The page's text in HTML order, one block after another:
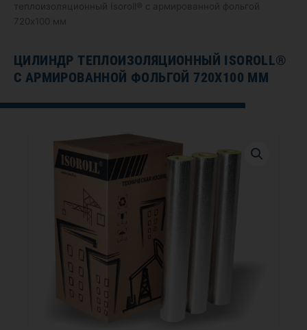
теплоизоляционный Isoroll® с армированной фольгой
720х100 мм
ЦИЛИНДР ТЕПЛОИЗОЛЯЦИОННЫЙ ISOROLL®
С АРМИРОВАННОЙ ФОЛЬГОЙ 720Х100 ММ